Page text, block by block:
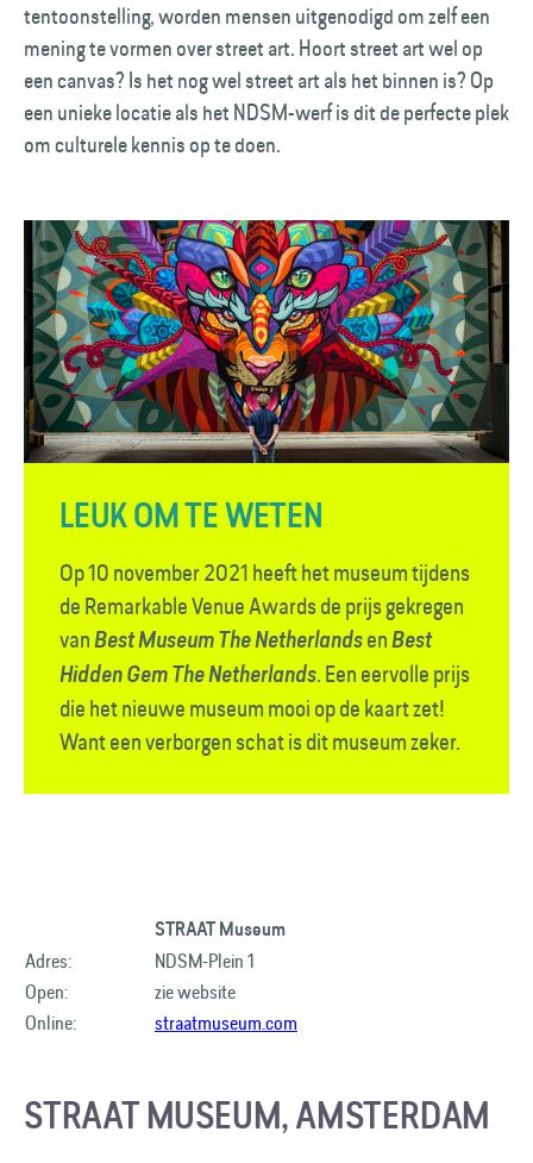
tentoonstelling, worden mensen uitgenodigd om zelf een
mening te vormen over street art. Hoort street art wel op
een canvas? Is het nog wel street art als het binnen is? Op
een unieke locatie als het NDSM-werf is dit de perfecte plek
om culturele kennis op te doen.
LEUK OM TE WETEN
Op 10 november 2021 heeft het museum tijdens
de Remarkable Venue Awards de prijs gekregen
vanBest Museum The NetherlandsenBest
Hidden Gem The Netherlands. Een eervolle prijs
die het nieuwe museum mooi op de kaart zet!
Want een verborgen schat is dit museum zeker.
STRAAT Museum
Adres:
NDSM-Plein 1
Open:
zie website
Online:
straatmuseum.com
STRAAT MUSEUM, AMSTERDAM